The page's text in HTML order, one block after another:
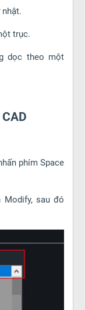
trục.
dọc theo một
phím Space
Modify, sau đó